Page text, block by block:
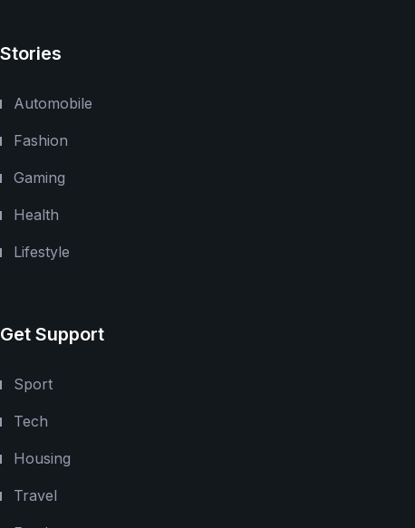
Stories
Automobile
Fashion
Gaming
Health
Lifestyle
Get Support
Sport
Tech
Housing
Travel